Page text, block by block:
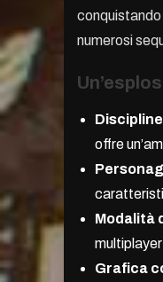
numerosi
offre
Modalità
Grafica